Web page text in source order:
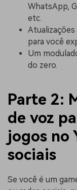
WhatsApp,
etc.
Atualizações
para você
Um
do zero.
Parte 2:
de voz
jogos no
sociais
Se você é um